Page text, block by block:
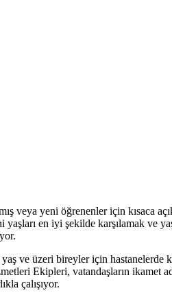
veya yeni öğrenenler için kısaca
en iyi şekilde karşılamak ve
yaş ve üzeri bireyler için
Ekipleri, vatandaşların ikamet
çalışıyor.